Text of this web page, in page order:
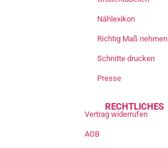
Nählexikon
Richtig Maß nehmen
Schnitte drucken
Presse
RECHTLICHES
Vertrag widerrufen
AGB